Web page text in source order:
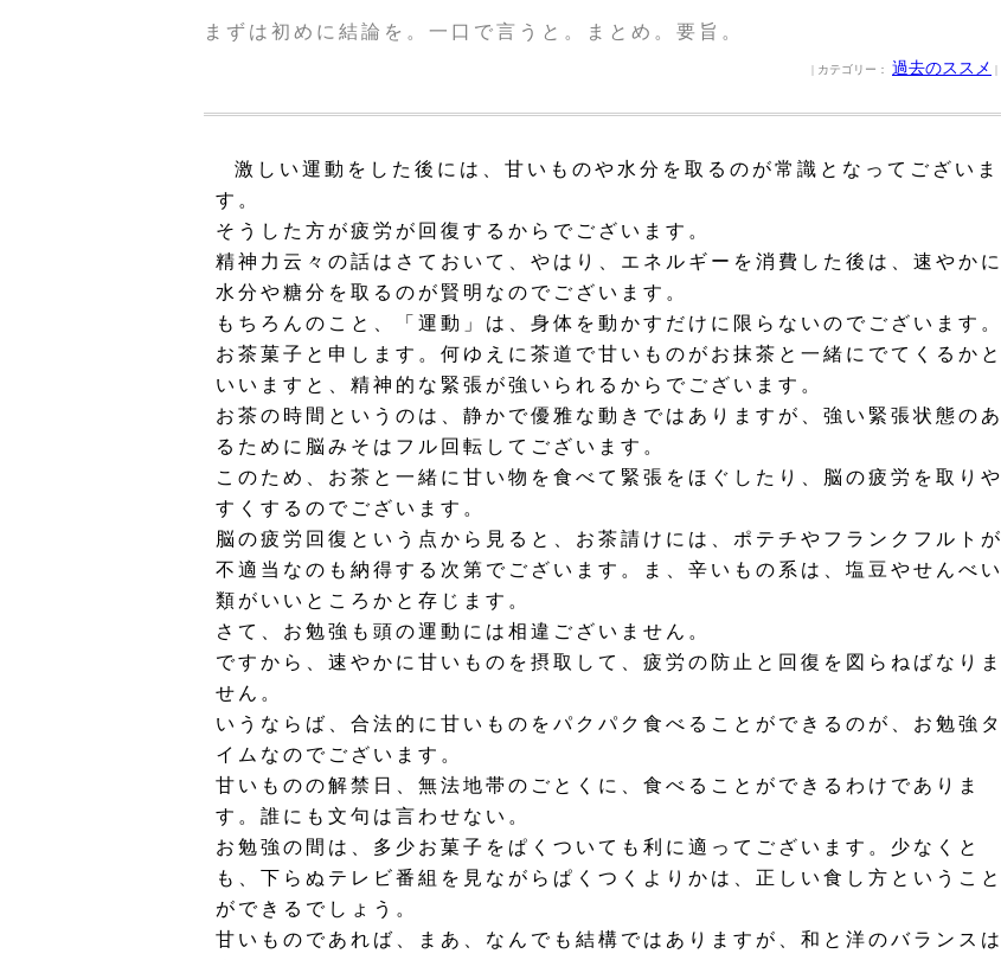
まずは初めに結論を。一口で言うと。まとめ。要旨。
| カテゴリー： 過去のススメ |
激しい運動をした後には、甘いものや水分を取るのが常識となってございま
す。
そうした方が疲労が回復するからでございます。
精神力云々の話はさておいて、やはり、エネルギーを消費した後は、速やかに
水分や糖分を取るのが賢明なのでございます。
もちろんのこと、「運動」は、身体を動かすだけに限らないのでございます。
お茶菓子と申します。何ゆえに茶道で甘いものがお抹茶と一緒にでてくるかと
いいますと、精神的な緊張が強いられるからでございます。
お茶の時間というのは、静かで優雅な動きではありますが、強い緊張状態のあ
るために脳みそはフル回転してございます。
このため、お茶と一緒に甘い物を食べて緊張をほぐしたり、脳の疲労を取りや
すくするのでございます。
脳の疲労回復という点から見ると、お茶請けには、ポテチやフランクフルトが
不適当なのも納得する次第でございます。ま、辛いもの系は、塩豆やせんべい
類がいいところかと存じます。
さて、お勉強も頭の運動には相違ございません。
ですから、速やかに甘いものを摂取して、疲労の防止と回復を図らねばなりま
せん。
いうならば、合法的に甘いものをパクパク食べることができるのが、お勉強タ
イムなのでございます。
甘いものの解禁日、無法地帯のごとくに、食べることができるわけでありま
す。誰にも文句は言わせない。
お勉強の間は、多少お菓子をぱくついても利に適ってございます。少なくと
も、下らぬテレビ番組を見ながらぱくつくよりかは、正しい食し方ということ
ができるでしょう。
甘いものであれば、まあ、なんでも結構ではありますが、和と洋のバランスは